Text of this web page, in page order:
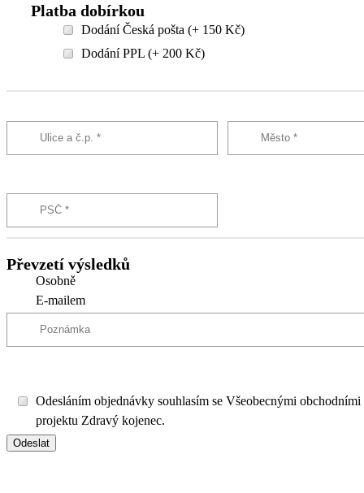
Platba dobírkou
Dodání Česká pošta (+ 150 Kč)
Dodání PPL (+ 200 Kč)
Převzetí výsledků
Osobně
E-mailem
Odesláním objednávky souhlasím se Všeobecnými
projektu Zdravý kojenec.